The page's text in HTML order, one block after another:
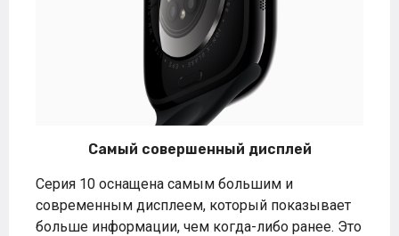
Самый совершенный дисплей
Серия 10 оснащена самым большим и
современным дисплеем, который показывает
больше информации, чем когда-либо ранее. Это